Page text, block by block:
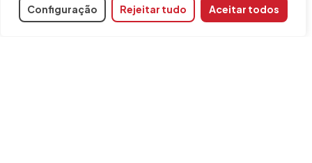
Configuração Rejeitar tudo Aceitar todos